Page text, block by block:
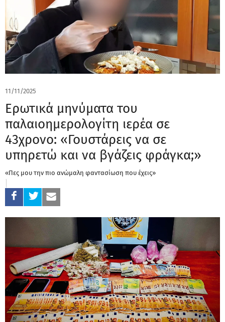
11/11/2025
Ερωτικά μηνύματα του
παλαιοημερολογίτη ιερέα σε
43χρονο: «Γουστάρεις να σε
υπηρετώ και να βγάζεις φράγκα;»
«Πες μου την πιο ανώμαλη φαντασίωση που έχεις»